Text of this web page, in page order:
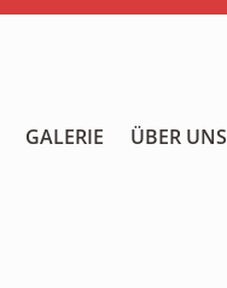
GALERIE ÜBER UNS